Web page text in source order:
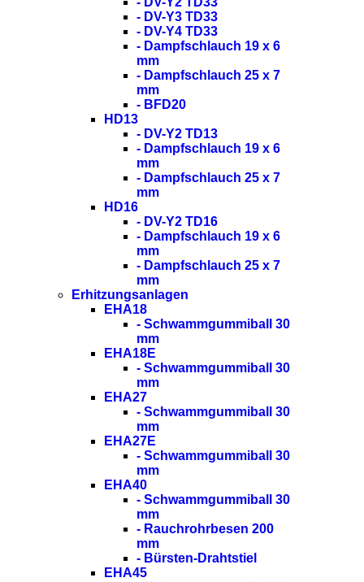
- DV-Y3 TD33
- DV-Y4 TD33
- Dampfschlauch 19 x 6
mm
- Dampfschlauch 25 x 7
mm
- BFD20
HD13
- DV-Y2 TD13
- Dampfschlauch 19 x 6
mm
- Dampfschlauch 25 x 7
mm
HD16
- DV-Y2 TD16
- Dampfschlauch 19 x 6
mm
- Dampfschlauch 25 x 7
mm
Erhitzungsanlagen
EHA18
- Schwammgummiball 30
mm
EHA18E
- Schwammgummiball 30
mm
EHA27
- Schwammgummiball 30
mm
EHA27E
- Schwammgummiball 30
mm
EHA40
- Schwammgummiball 30
mm
- Rauchrohrbesen 200
mm
- Bürsten-Drahtstiel
EHA45